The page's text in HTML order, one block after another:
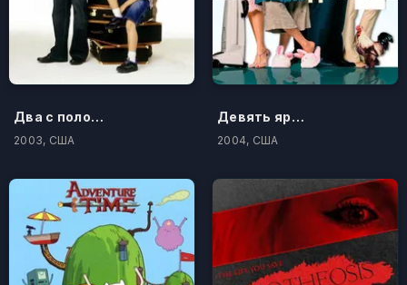
Два с половиной человека
2003, США
Девять ярдов 2
2004, США